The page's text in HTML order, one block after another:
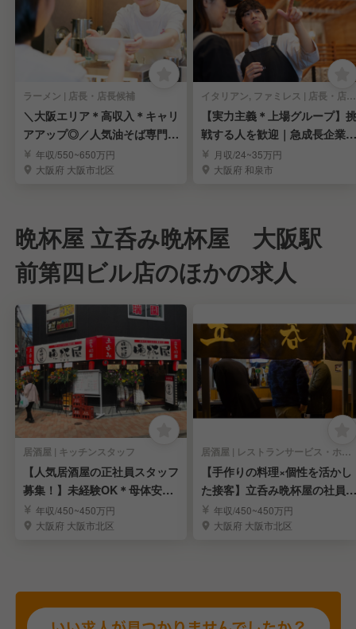
ラーメン | 店長・店長候補
＼大阪エリア＊高収入＊キャリ
アアップ◎／人気油そば専門店
の店長候補を募集！
年収/550~650万円
大阪府 大阪市北区
イタリアン, ファミレス | 店長・店長候補
【実力主義＊上場グループ】挑
戦する人を歓迎｜急成長企業で
キャリアを実現
月収/24~35万円
大阪府 和泉市
晩杯屋 立呑み晩杯屋 大阪駅
前第四ビル店のほかの求人
居酒屋 | キッチンスタッフ
【人気居酒屋の正社員スタッフ
募集！】未経験OK＊母体安定
＊福利厚生充実
年収/450~450万円
大阪府 大阪市北区
居酒屋 | レストランサービス・ホールスタッフ
【手作りの料理×個性を活かし
た接客】立呑み晩杯屋の社員ス
タッフ｜アクセス◎
年収/450~450万円
大阪府 大阪市北区